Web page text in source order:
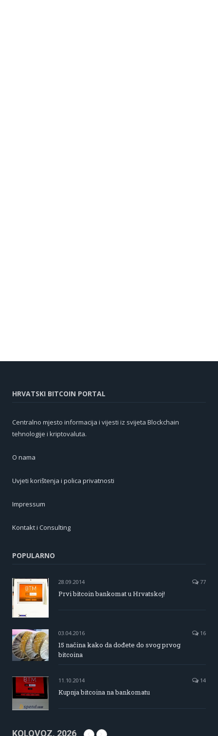
HRVATSKI BITCOIN PORTAL
Centralno mjesto informacija i vijesti iz svijeta Blockchain
tehnologije i kriptovaluta.
O nama
Uvjeti korištenja i polica privatnosti
Impressum
Kontakt i Consulting
POPULARNO
28.09.2014 77
Prvi bitcoin bankomat u Hrvatskoj!
03.04.2016 16
15 načina kako da dođete do svog prvog
bitcoina
11.10.2014 14
Kupnja bitcoina na bankomatu
KOLOVOZ, 2026